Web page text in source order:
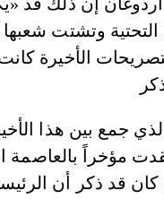
إن ذلك قد
وتشتت
الأخيرة
جمع بين هذا
مؤخراً بالعاصمة
قد ذكر أن